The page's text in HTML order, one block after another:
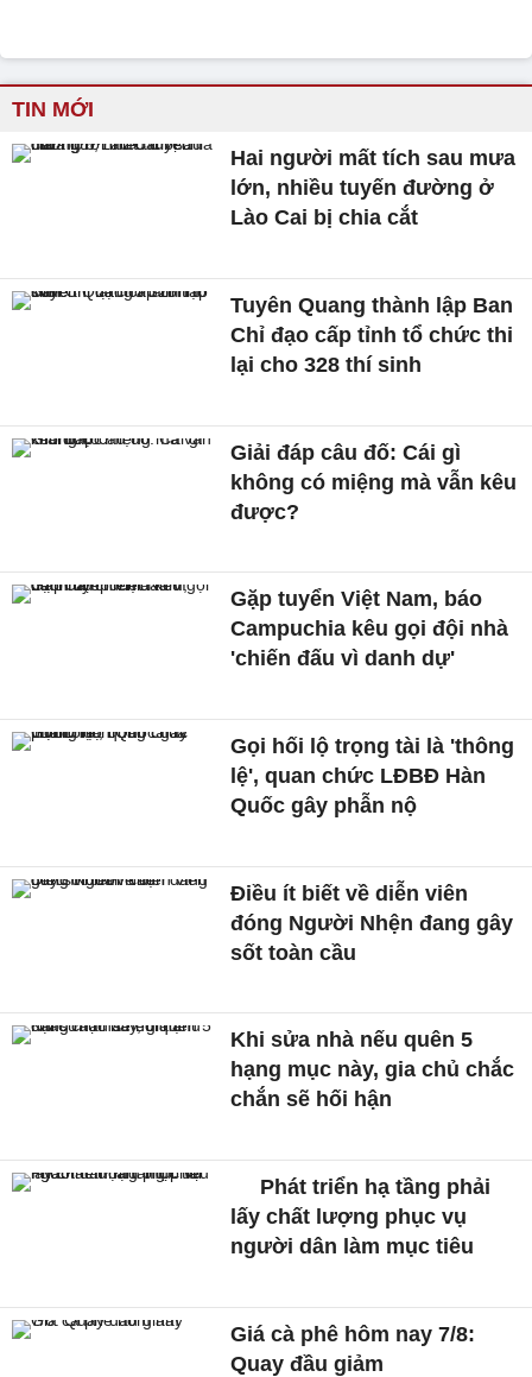
TIN MỚI
Hai người mất tích sau mưa
lớn, nhiều tuyến đường ở
Lào Cai bị chia cắt
Tuyên Quang thành lập Ban
Chỉ đạo cấp tỉnh tổ chức thi
lại cho 328 thí sinh
Giải đáp câu đố: Cái gì
không có miệng mà vẫn kêu
được?
Gặp tuyển Việt Nam, báo
Campuchia kêu gọi đội nhà
'chiến đấu vì danh dự'
Gọi hối lộ trọng tài là 'thông
lệ', quan chức LĐBĐ Hàn
Quốc gây phẫn nộ
Điều ít biết về diễn viên
đóng Người Nhện đang gây
sốt toàn cầu
Khi sửa nhà nếu quên 5
hạng mục này, gia chủ chắc
chắn sẽ hối hận
Phát triển hạ tầng phải
lấy chất lượng phục vụ
người dân làm mục tiêu
Giá cà phê hôm nay 7/8:
Quay đầu giảm